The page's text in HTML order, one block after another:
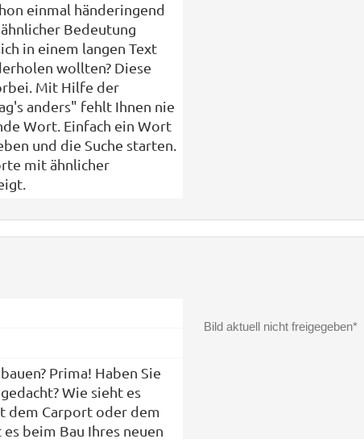
einmal händeringend
Bedeutung
in einem langen Text
wollten? Diese
Mit Hilfe der
anders" fehlt Ihnen nie
Wort. Einfach ein Wort
und die Suche starten.
mit ähnlicher
Prima! Haben Sie
Wie sieht es
dem Carport oder dem
es beim Bau Ihres neuen
Bild aktuell nicht freigegeben*